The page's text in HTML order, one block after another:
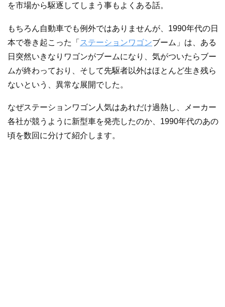
を市場から駆逐してしまう事もよくある話。
もちろん自動車でも例外ではありませんが、1990年代の日
本で巻き起こった「 ステーションワゴンブーム」は、ある
日突然いきなりワゴンがブームになり、気がついたらブー
ムが終わっており、そして先駆者以外はほとんど生き残ら
ないという、異常な展開でした。
なぜステーションワゴン人気はあれだけ過熱し、メーカー
各社が競うように新型車を発売したのか、1990年代のあの
頃を数回に分けて紹介します。